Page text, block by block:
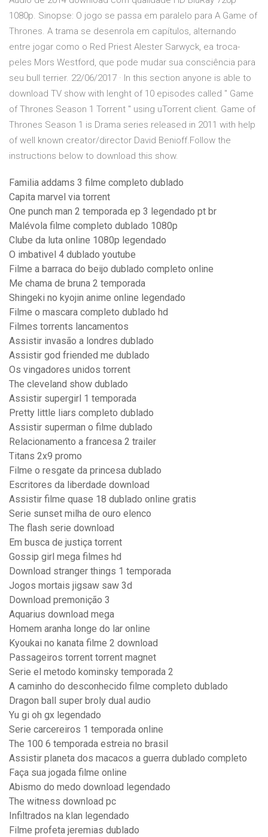
1080p. Sinopse: O jogo se passa em paralelo para A Game of
Thrones. A trama se desenrola em capítulos, alternando
entre jogar como o Red Priest Alester Sarwyck, ea troca-
peles Mors Westford, que pode mudar sua consciência para
seu bull terrier. 22/06/2017 · In this section anyone is able to
download TV show with lenght of 10 episodes called " Game
of Thrones Season 1 Torrent " using uTorrent client. Game of
Thrones Season 1 is Drama series released in 2011 with help
of well known creator/director David Benioff.Follow the
instructions below to download this show.
Familia addams 3 filme completo dublado
Capita marvel via torrent
One punch man 2 temporada ep 3 legendado pt br
Malévola filme completo dublado 1080p
Clube da luta online 1080p legendado
O imbativel 4 dublado youtube
Filme a barraca do beijo dublado completo online
Me chama de bruna 2 temporada
Shingeki no kyojin anime online legendado
Filme o mascara completo dublado hd
Filmes torrents lancamentos
Assistir invasão a londres dublado
Assistir god friended me dublado
Os vingadores unidos torrent
The cleveland show dublado
Assistir supergirl 1 temporada
Pretty little liars completo dublado
Assistir superman o filme dublado
Relacionamento a francesa 2 trailer
Titans 2x9 promo
Filme o resgate da princesa dublado
Escritores da liberdade download
Assistir filme quase 18 dublado online gratis
Serie sunset milha de ouro elenco
The flash serie download
Em busca de justiça torrent
Gossip girl mega filmes hd
Download stranger things 1 temporada
Jogos mortais jigsaw saw 3d
Download premonição 3
Aquarius download mega
Homem aranha longe do lar online
Kyoukai no kanata filme 2 download
Passageiros torrent torrent magnet
Serie el metodo kominsky temporada 2
A caminho do desconhecido filme completo dublado
Dragon ball super broly dual audio
Yu gi oh gx legendado
Serie carcereiros 1 temporada online
The 100 6 temporada estreia no brasil
Assistir planeta dos macacos a guerra dublado completo
Faça sua jogada filme online
Abismo do medo download legendado
The witness download pc
Infiltrados na klan legendado
Filme profeta jeremias dublado